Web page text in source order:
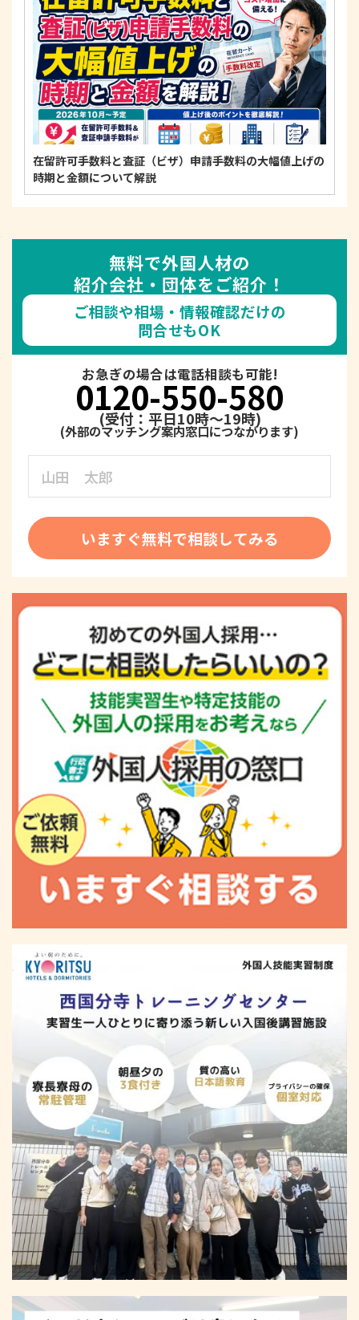
在留許可手数料と査証（ビザ）申請手数料の大幅値上げの
時期と金額について解説
無料で外国人材の
紹介会社・団体をご紹介！
ご相談や相場・情報確認だけの
問合せもOK
お急ぎの場合は電話相談も可能!
0120-550-580
(受付：平日10時～19時)
いますぐ無料で相談してみる